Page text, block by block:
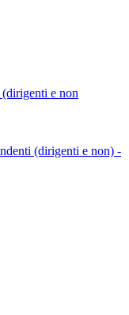
e non
(dirigenti e non) -